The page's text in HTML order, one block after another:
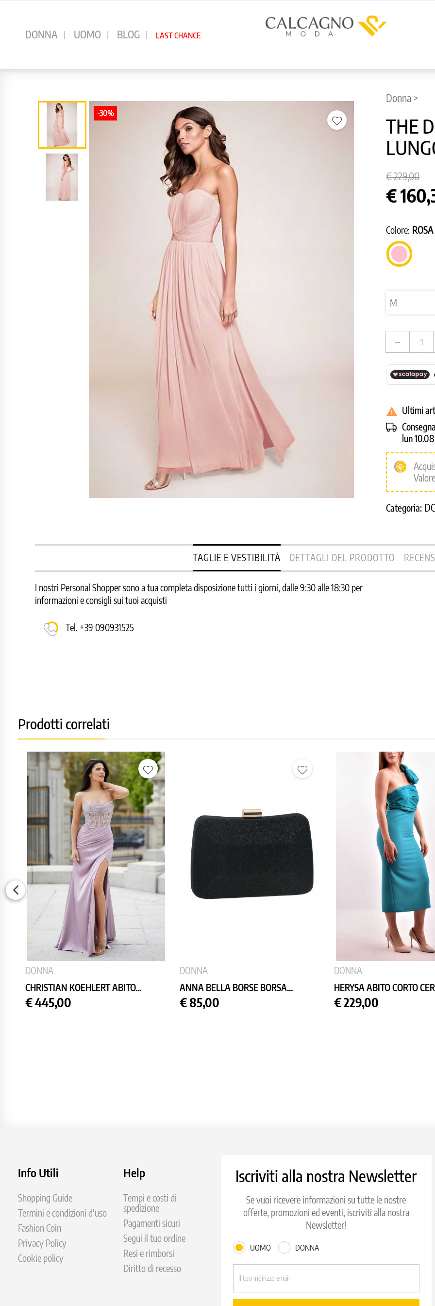
DONNA UOMO BLOG LAST CHANCE
-30%
Donna >
THE
€ 229,00
€
Colore: ROSA
ROSA
remove
 Ultimi
lun
Categoria:
TAGLIE E VESTIBILITÀ DETTAGLI DEL PRODOTTO
I nostri Personal Shopper sono a tua completa disposizione tutti i giorni, dalle 9:30 alle 18:30 per
informazioni e consigli sui tuoi acquisti
Tel. +39 090931525
Prodotti correlati
DONNA
CHRISTIAN KOEHLERT ABITO...
Prezzo
€ 445,00
DONNA
ANNA BELLA BORSE BORSA...
Prezzo
€ 85,00
DONNA
HERYSA ABITO CORTO
Prezzo
€ 229,00
Info Utili
Shopping Guide
Termini e condizioni d'uso
Fashion Coin
Privacy Policy
Cookie policy
Help
Tempi e costi di
spedizione
Pagamenti sicuri
Segui il tuo ordine
Resi e rimborsi
Diritto di recesso
Iscriviti alla nostra Newsletter
Se vuoi ricevere informazioni su tutte le nostre
offerte, promozioni ed eventi, iscriviti alla nostra
Newsletter!
UOMO DONNA